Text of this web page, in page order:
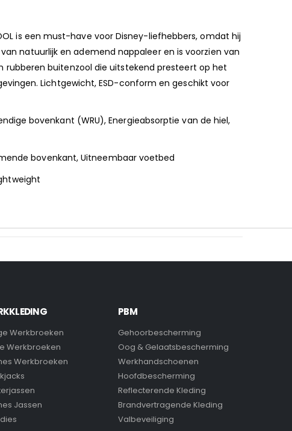
is een must-have voor Disney-liefhebbers, omdat hij
natuurlijk en ademend nappaleer en is voorzien van
rubberen buitenzool die uitstekend presteert op het
Lichtgewicht, ESD-conform en geschikt voor
bovenkant (WRU), Energieabsorptie van de hiel,
bovenkant, Uitneembaar voetbed
Werkbroeken
Werkbroeken
Werkbroeken
Jassen
PBM
Gehoorbescherming
Oog & Gelaatsbescherming
Werkhandschoenen
Hoofdbescherming
Reflecterende Kleding
Brandvertragende Kleding
Valbeveiliging